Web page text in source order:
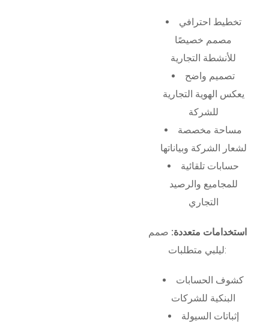
تخطيط احترافي
مصمم خصيصًا
للأنشطة التجارية
تصميم واضح
يعكس الهوية التجارية
للشركة
مساحة مخصصة
لشعار الشركة وبياناتها
حسابات تلقائية
للمجاميع والرصيد
التجاري
استخدامات متعددة: صمم
ليلبي متطلبات:
كشوف الحسابات
البنكية للشركات
إثباتات السيولة